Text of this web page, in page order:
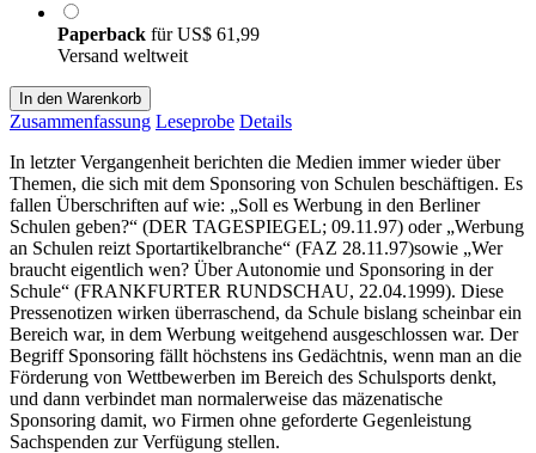
Paperback fürUS$ 61,99
Versand weltweit
In den Warenkorb
Zusammenfassung Leseprobe Details
In letzter Vergangenheit berichten die Medien immer wieder über
Themen, die sich mit dem Sponsoring von Schulen beschäftigen. Es
fallen Überschriften auf wie: „Soll es Werbung in den Berliner
Schulen geben?“ (DER TAGESPIEGEL; 09.11.97) oder „Werbung
an Schulen reizt Sportartikelbranche“ (FAZ 28.11.97)sowie „Wer
braucht eigentlich wen? Über Autonomie und Sponsoring in der
Schule“ (FRANKFURTER RUNDSCHAU, 22.04.1999). Diese
Pressenotizen wirken überraschend, da Schule bislang scheinbar ein
Bereich war, in dem Werbung weitgehend ausgeschlossen war. Der
Begriff Sponsoring fällt höchstens ins Gedächtnis, wenn man an die
Förderung von Wettbewerben im Bereich des Schulsports denkt,
und dann verbindet man normalerweise das mäzenatische
Sponsoring damit, wo Firmen ohne geforderte Gegenleistung
Sachspenden zur Verfügung stellen.